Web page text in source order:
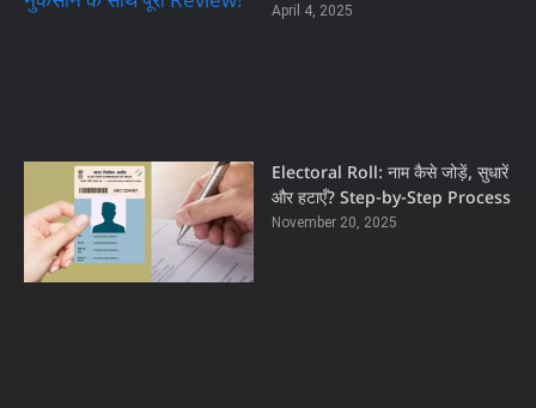
April 4, 2025
Electoral Roll: नाम कैसे जोड़ें, सुधारें
और हटाएँ? Step-by-Step Process
November 20, 2025